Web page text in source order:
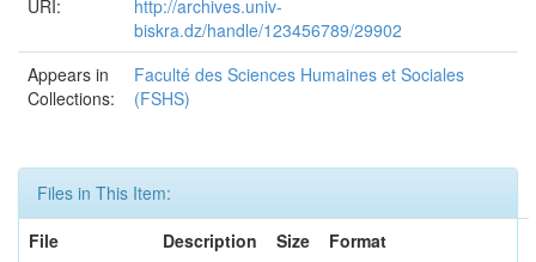
URI:
http://archives.univ-
biskra.dz/handle/123456789/29902
Appears in
Collections:
Faculté des Sciences Humaines et Sociales
(FSHS)
Files in This Item:
File
Description Size
Format